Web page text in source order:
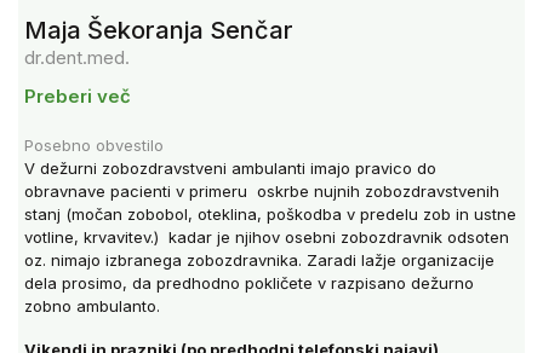
Maja Šekoranja Senčar
dr.dent.med.
Preberi več
Posebno obvestilo
V dežurni zobozdravstveni ambulanti imajo pravico do
obravnave pacienti v primeru oskrbe nujnih zobozdravstvenih
stanj (močan zobobol, oteklina, poškodba v predelu zob in ustne
votline, krvavitev.) kadar je njihov osebni zobozdravnik odsoten
oz. nimajo izbranega zobozdravnika. Zaradi lažje organizacije
dela prosimo, da predhodno pokličete v razpisano dežurno
zobno ambulanto.